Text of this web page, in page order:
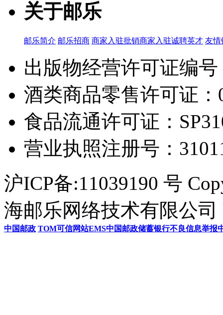
关于邮乐
邮乐简介 邮乐招商 商家入驻批销商家入驻诚聘英才 友情
出版物经营许可证编
酒类商品零售许可证：
食品流通许可证：
营业执照注册号：
沪ICP备:11039190 号
海邮乐网络技术有限公司
中国邮政 TOM可信网站EMS中国邮政储蓄银行不良信息举报